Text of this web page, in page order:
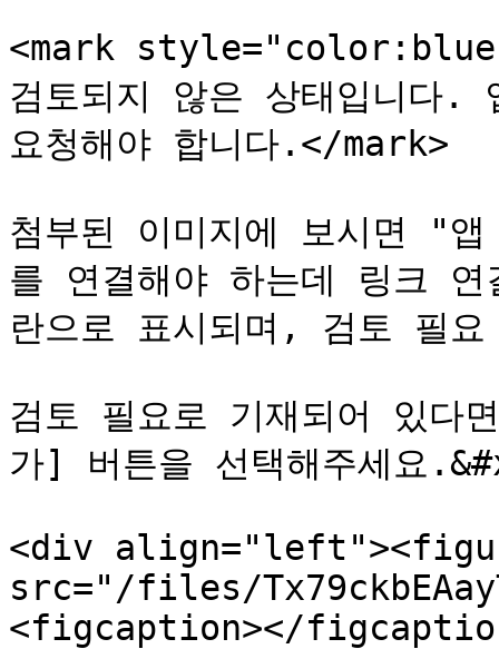
<mark
검토되지 않은 상태입니다.
요청해야 합니다.</mark>
첨부된 이미지에 보시면 "
를 연결해야 하는데 링크
란으로 표시되며, 검토 필
검토 필요로 기재되어 있
가] 버튼을 선택해주세요
<div
src="/files/
<figcaption></